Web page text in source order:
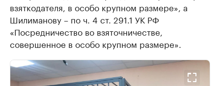
взяткодателя, в особо крупном размере», а
Шилиманову – по ч. 4 ст. 291.1 УК РФ
«Посредничество во взяточничестве,
совершенное в особо крупном размере».